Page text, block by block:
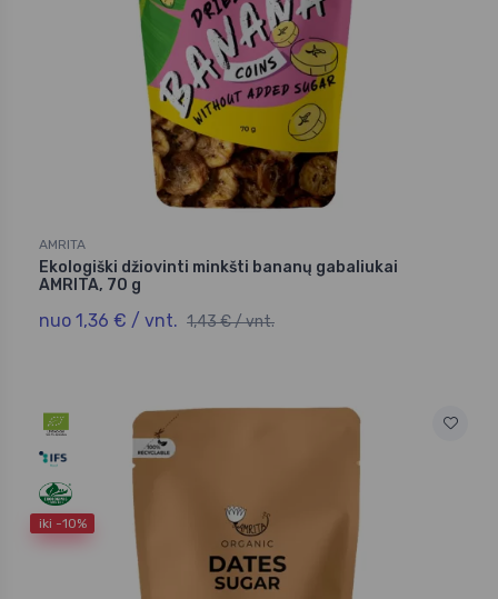
AMRITA
Ekologiški džiovinti minkšti bananų gabaliukai
AMRITA, 70 g
nuo 1,36 € / vnt. 1,43 € / vnt.
iki -10%